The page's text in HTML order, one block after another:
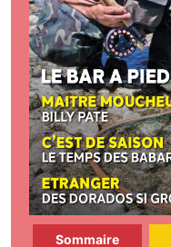
Sommaire